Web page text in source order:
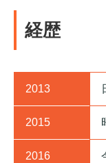
経歴
2013
2015
2016